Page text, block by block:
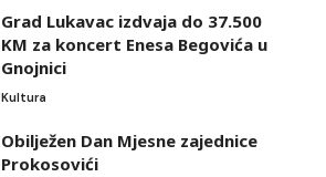
Grad Lukavac izdvaja do 37.500
KM za koncert Enesa Begovića u
Gnojnici
Kultura
Obilježen Dan Mjesne zajednice
Prokosovići